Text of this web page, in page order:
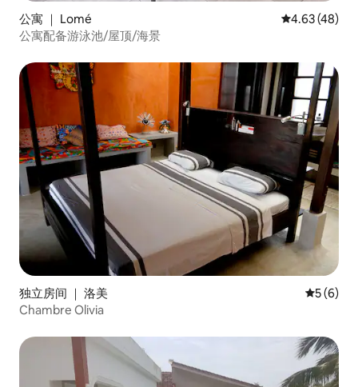
公寓 ｜ Lomé 平均评分
4.63 (48)
公寓配备游泳池/屋顶/海景
独立房间 ｜ 洛美 平均评分
5 (6)
Chambre Olivia